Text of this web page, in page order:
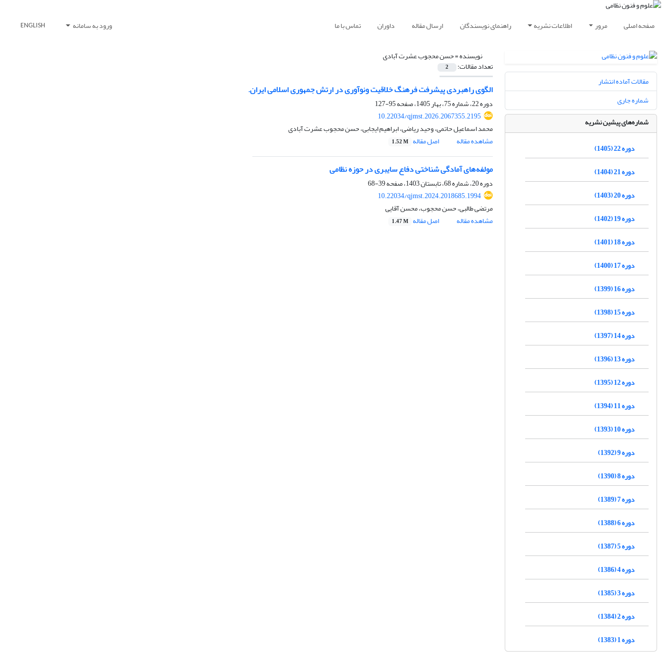
صفحه اصلی مرور اطلاعات نشریه راهنمای نویسندگان ارسال مقاله داوران تماس با ما ورود به سامانه ENGLISH
نویسنده =حسن محجوب عشرت آبادی
تعداد مقالات: 2
الگوی راهبردی پیشرفت فرهنگ خلاقیت ونوآوری در ارتش جمهوری اسلامی ایران.
دوره 22، شماره 75، بهار 1405، صفحه
95-127
10.22034/qjmst.2026.2067355.2195
محمد اسماعیل حاتمی، وحید ریاضی، ابراهیم ایجابی، حسن محجوب عشرت آبادی
مشاهده مقاله
اصل مقاله 1.52 M
مولفه‌های آمادگی شناختی دفاع سایبری در حوزه نظامی
دوره 20، شماره 68، تابستان 1403، صفحه
39-68
10.22034/qjmst.2024.2018685.1994
مرتضی طالبی، حسن محجوب، محسن آقایی
مشاهده مقاله
اصل مقاله 1.47 M
مقالات آماده انتشار
شماره جاری
شماره‌های پیشین نشریه
دوره 22 (1405)
دوره 21 (1404)
دوره 20 (1403)
دوره 19 (1402)
دوره 18 (1401)
دوره 17 (1400)
دوره 16 (1399)
دوره 15 (1398)
دوره 14 (1397)
دوره 13 (1396)
دوره 12 (1395)
دوره 11 (1394)
دوره 10 (1393)
دوره 9 (1392)
دوره 8 (1390)
دوره 7 (1389)
دوره 6 (1388)
دوره 5 (1387)
دوره 4 (1386)
دوره 3 (1385)
دوره 2 (1384)
دوره 1 (1383)